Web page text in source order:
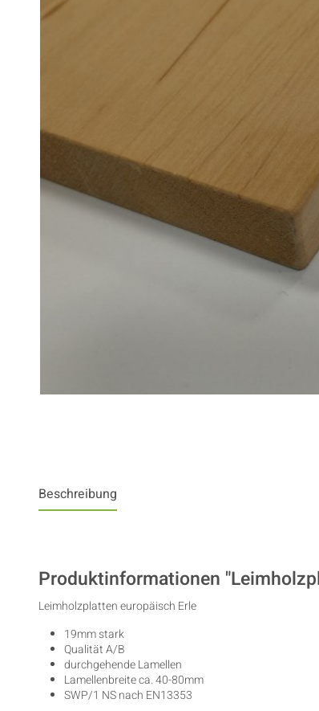
Beschreibung
Produktinformationen
Leimholzplatten europäisch Erle
19mm stark
Qualität A/B
durchgehende Lamellen
Lamellenbreite ca. 40-80mm
SWP/1 NS nach EN13353